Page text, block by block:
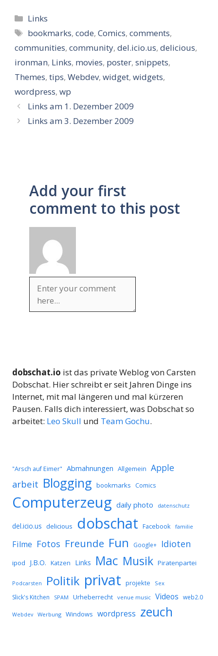
Kategorien
Links
Schlagwörter
bookmarks,code,Comics,comments,
communities, community, del.icio.us, delicious,
ironman, Links, movies, poster, snippets,
Themes, tips, Webdev, widget, widgets,
wordpress, wp
Links am 1. Dezember 2009
Links am 3. Dezember 2009
Add your first
comment to this post
dobschat.io ist das private Weblog von Carsten
Dobschat. Hier schreibt er seit Jahren Dinge ins
Internet, mit mal längeren und mal kürzeren
Pausen. Falls dich interessiert, was Dobschat so
arbeitet: Leo Skull und Team Gochu.
"Arsch auf Eimer" Abmahnungen Allgemein Apple
arbeit Blogging bookmarks Comics
Computerzeug daily photo datenschutz
del.icio.us delicious dobschat Facebook familie
Filme Fotos Freunde Fun Google+ Idioten
ipod J.B.O. Katzen Links Mac Musik Piratenpartei
Podcarsten Politik privat projekte Sex
Slick's Kitchen SPAM Urheberrecht venue music Videos web2.0
Webdev Werbung Windows wordpress zeuch